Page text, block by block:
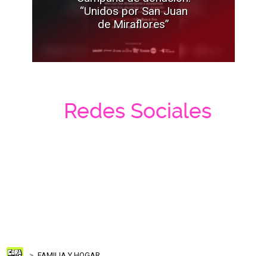
“Unidos por San Juan
de Miraflores”
Redes Sociales